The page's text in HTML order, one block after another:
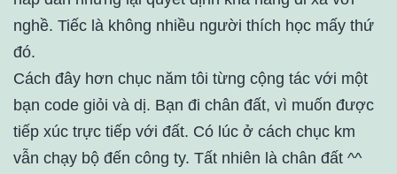
nghề. Tiếc là không nhiều người thích học mấy thứ
đó.
Cách đây hơn chục năm tôi từng cộng tác với một
bạn code giỏi và dị. Bạn đi chân đất, vì muốn được
tiếp xúc trực tiếp với đất. Có lúc ở cách chục km
vẫn chạy bộ đến công ty. Tất nhiên là chân đất ^^